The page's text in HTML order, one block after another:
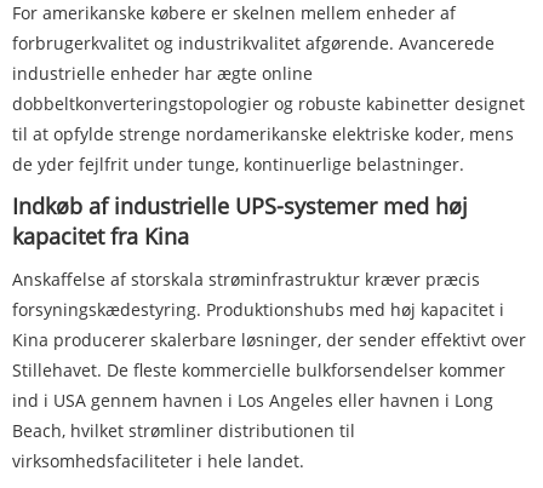
For amerikanske købere er skelnen mellem enheder af
forbrugerkvalitet og industrikvalitet afgørende. Avancerede
industrielle enheder har ægte online
dobbeltkonverteringstopologier og robuste kabinetter designet
til at opfylde strenge nordamerikanske elektriske koder, mens
de yder fejlfrit under tunge, kontinuerlige belastninger.
Indkøb af industrielle UPS-systemer med høj
kapacitet fra Kina
Anskaffelse af storskala strøminfrastruktur kræver præcis
forsyningskædestyring. Produktionshubs med høj kapacitet i
Kina producerer skalerbare løsninger, der sender effektivt over
Stillehavet. De fleste kommercielle bulkforsendelser kommer
ind i USA gennem havnen i Los Angeles eller havnen i Long
Beach, hvilket strømliner distributionen til
virksomhedsfaciliteter i hele landet.